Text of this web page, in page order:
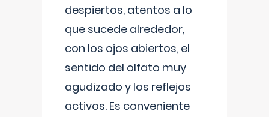
despiertos, atentos a lo
que sucede alrededor,
con los ojos abiertos, el
sentido del olfato muy
agudizado y los reflejos
activos. Es conveniente